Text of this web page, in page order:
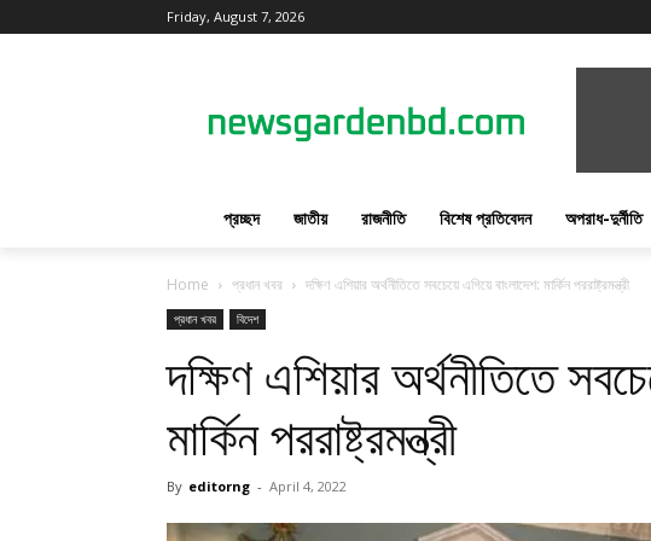
Friday, August 7, 2026
প্রচ্ছদ জাতীয় রাজনীতি বিশেষ প্রতিবেদন অপরাধ-দুর্নীতি
Home প্রধান খবর দক্ষিণ এশিয়ার অর্থনীতিতে সবচেয়ে এগিয়ে বাংলাদেশ: মার্কিন পররাষ্ট্রমন্ত্রী
প্রধান খবর বিদেশ
দক্ষিণ এশিয়ার অর্থনীতিতে
মার্কিন পররাষ্ট্রমন্ত্রী
By editorng - April 4, 2022